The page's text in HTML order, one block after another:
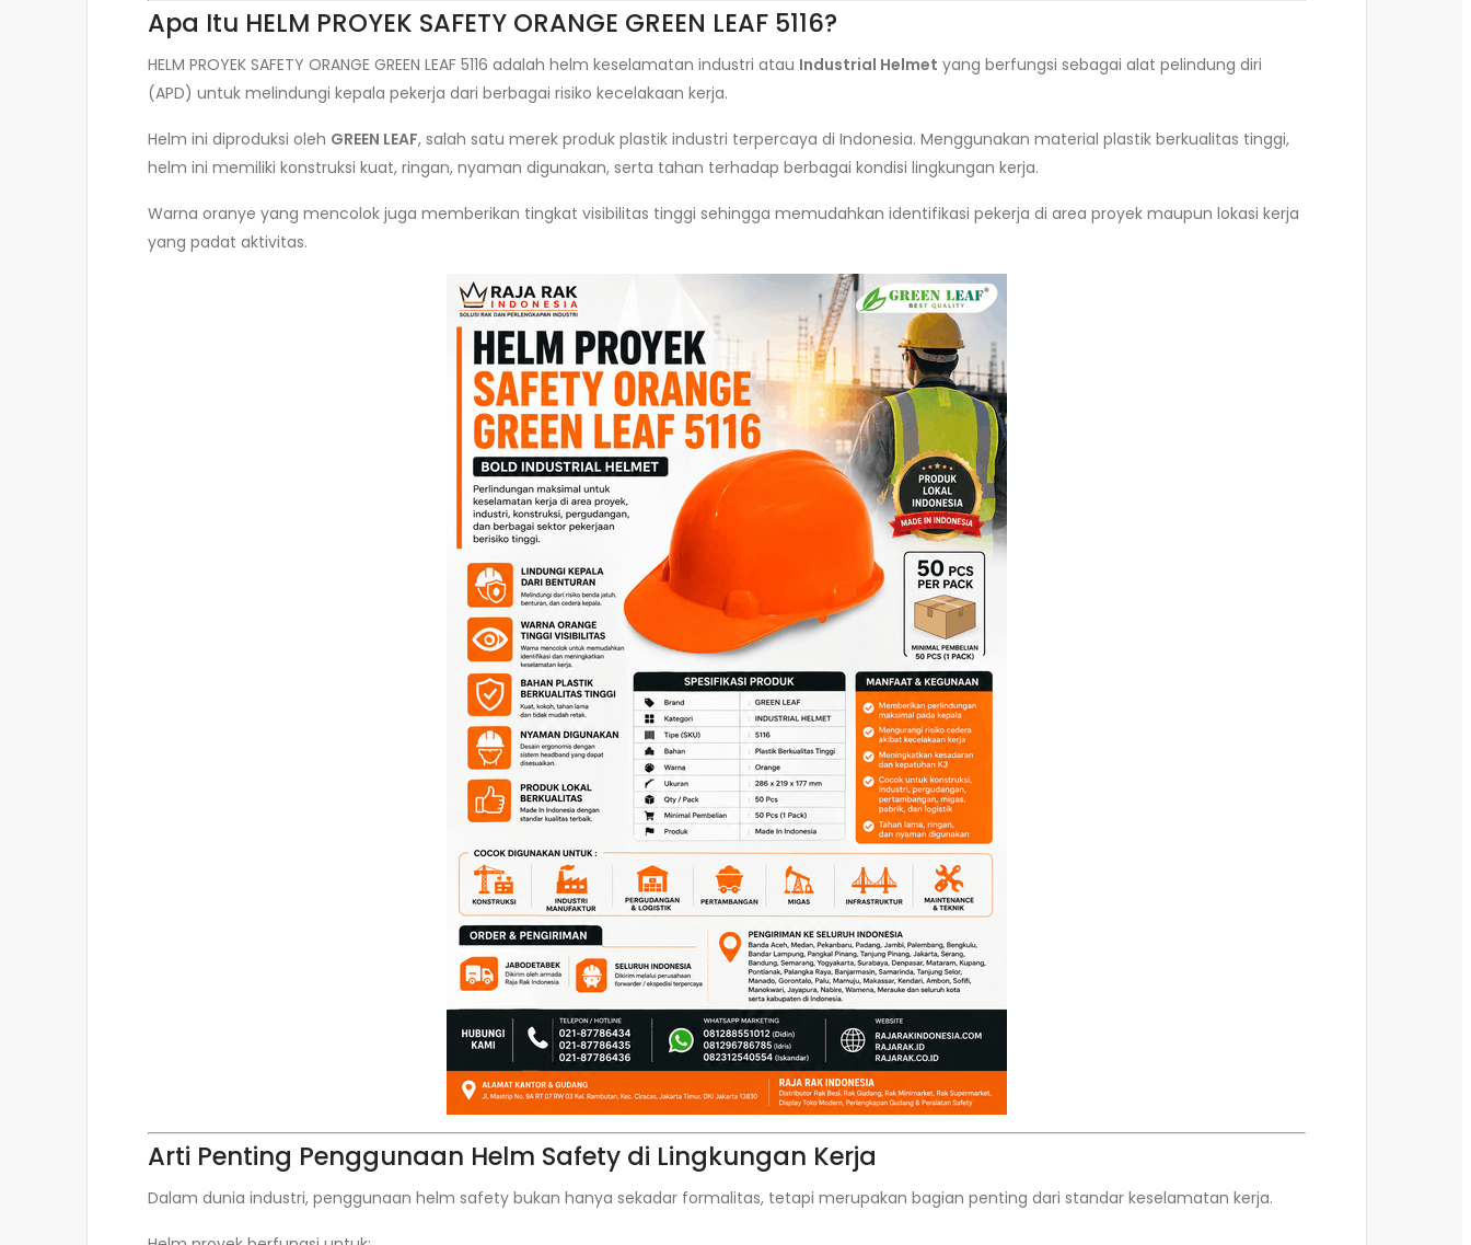
Apa Itu HELM PROYEK SAFETY ORANGE GREEN LEAF 5116?
HELM PROYEK SAFETY ORANGE GREEN LEAF 5116 adalah helm keselamatan industri atau Industrial Helmet yang berfungsi sebagai alat pelindung diri
(APD) untuk melindungi kepala pekerja dari berbagai risiko kecelakaan kerja.
Helm ini diproduksi oleh GREEN LEAF, salah satu merek produk plastik industri terpercaya di Indonesia. Menggunakan material plastik berkualitas tinggi,
helm ini memiliki konstruksi kuat, ringan, nyaman digunakan, serta tahan terhadap berbagai kondisi lingkungan kerja.
Warna oranye yang mencolok juga memberikan tingkat visibilitas tinggi sehingga memudahkan identifikasi pekerja di area proyek maupun lokasi kerja
yang padat aktivitas.
Arti Penting Penggunaan Helm Safety di Lingkungan Kerja
Dalam dunia industri, penggunaan helm safety bukan hanya sekadar formalitas, tetapi merupakan bagian penting dari standar keselamatan kerja.